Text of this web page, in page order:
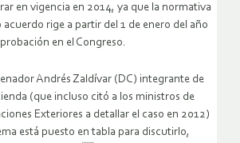
en vigencia en 2014, ya que la normativa
rige a partir del 1 de enero del año
en el Congreso.
Andrés Zaldívar (DC) integrante de
(que incluso citó a los ministros de
Exteriores a detallar el caso en 2012)
está puesto en tabla para discutirlo,